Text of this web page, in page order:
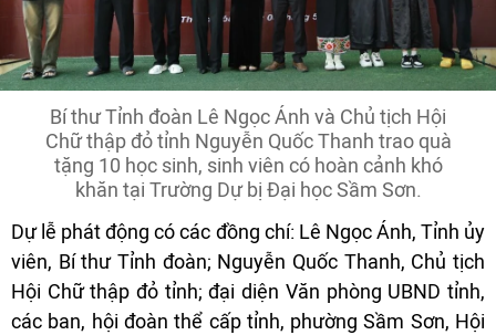
Bí thư Tỉnh đoàn Lê Ngọc Ánh và Chủ tịch Hội
Chữ thập đỏ tỉnh Nguyễn Quốc Thanh trao quà
tặng 10 học sinh, sinh viên có hoàn cảnh khó
khăn tại Trường Dự bị Đại học Sầm Sơn.
Dự lễ phát động có các đồng chí: Lê Ngọc Ánh, Tỉnh ủy
viên, Bí thư Tỉnh đoàn; Nguyễn Quốc Thanh, Chủ tịch
Hội Chữ thập đỏ tỉnh; đại diện Văn phòng UBND tỉnh,
các ban, hội đoàn thể cấp tỉnh, phường Sầm Sơn, Hội